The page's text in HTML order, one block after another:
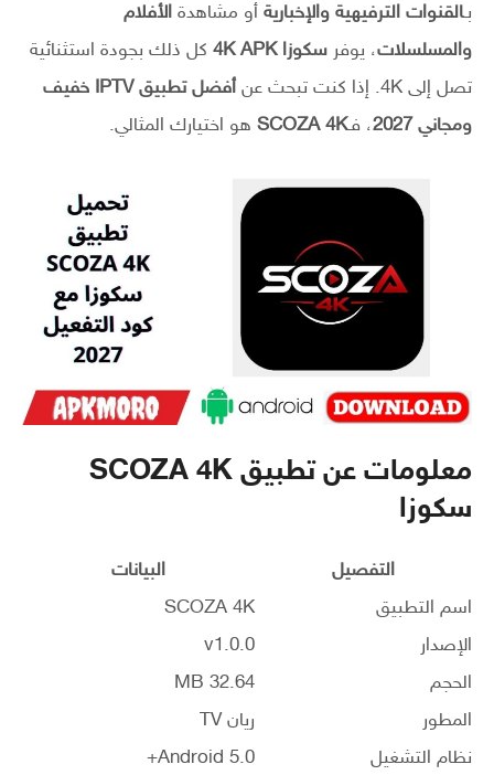
بـالقنوات الترفيهية والإخبارية أو مشاهدة الأفلام
والمسلسلات، يوفر سكوزا 4K APK
كل ذلك بجودة استثنائية
تصل إلى 4K. إذا كنت تبحث عن
أفضل تطبيق IPTV خفيف
ومجاني 2027
، فـSCOZA 4K هو اختيارك المثالي.
معلومات عن تطبيق SCOZA 4K
سكوزا
التفصيل
البيانات
اسم التطبيق
SCOZA 4K
الإصدار
v1.0.0
الحجم
32.64 MB
المطور
ريان TV
نظام التشغيل
Android 5.0+